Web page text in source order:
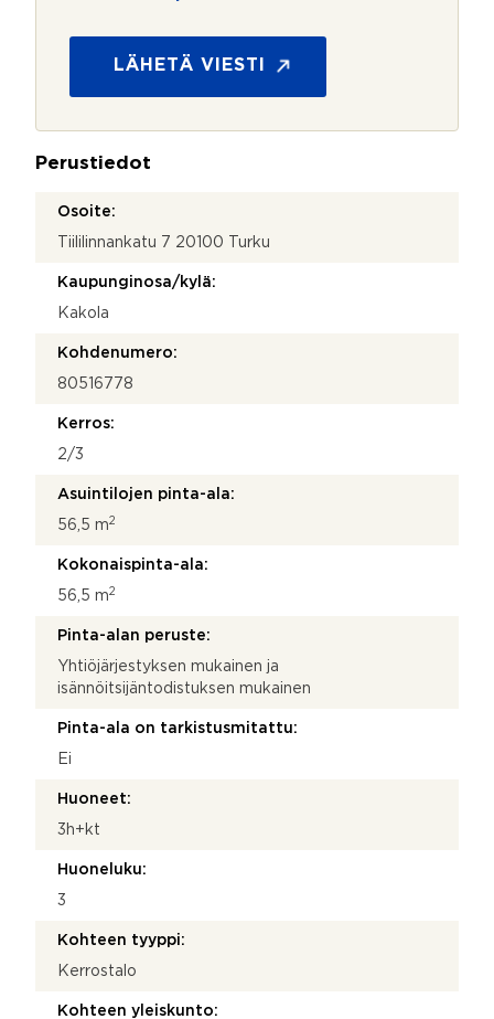
o
*
LÄHETÄ VIESTI
Perustiedot
Osoite:
Tiililinnankatu 7 20100 Turku
Kaupunginosa/kylä:
Kakola
Kohdenumero:
80516778
Kerros:
2/3
Asuintilojen pinta-ala:
56,5 m2
Kokonaispinta-ala:
56,5 m2
Pinta-alan peruste:
Yhtiöjärjestyksen mukainen ja
isännöitsijäntodistuksen mukainen
Pinta-ala on tarkistusmitattu:
Ei
Huoneet:
3h+kt
Huoneluku:
3
Kohteen tyyppi:
Kerrostalo
Kohteen yleiskunto: